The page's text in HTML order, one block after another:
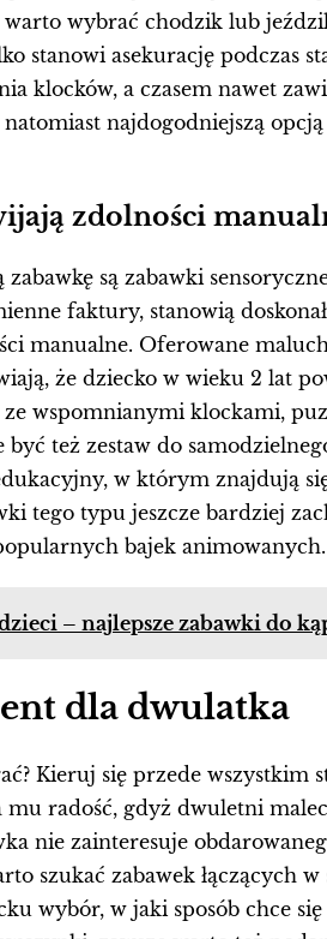
wybrać chodzik lub
stanowi asekurację podczas
klocków, a czasem nawet
najdogodniejszą
zdolności
są zabawki
faktury, stanowią
manualne. Oferowane
że dziecko w wieku 2 lat
wspomnianymi klockami,
też zestaw do
w którym znajdują
tego typu jeszcze bardziej
bajek animowanych.
– najlepsze zabawki do
dla dwulatka
Kieruj się przede wszystkim
radość, gdyż dwuletni
nie zainteresuje
szukać zabawek łączących
wybór, w jaki sposób chce